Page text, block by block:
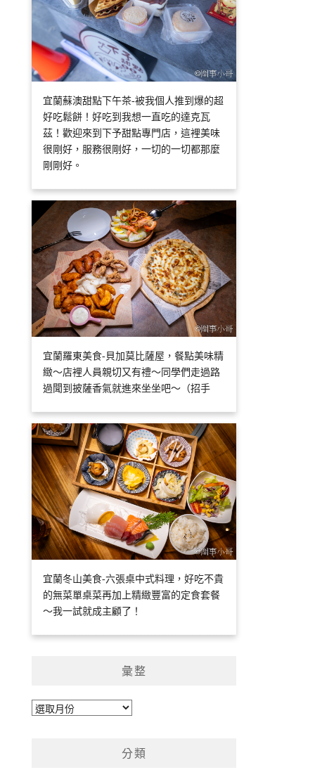
宜蘭蘇澳甜點下午茶-被我個人推到爆的超
好吃鬆餅！好吃到我想一直吃的達克瓦
茲！歡迎來到下予甜點專門店，這裡美味
很剛好，服務很剛好，一切的一切都那麼
剛剛好。
宜蘭羅東美食-貝加莫比薩屋，餐點美味精
緻～店裡人員親切又有禮～同學們走過路
過聞到披薩香氣就進來坐坐吧～（招手
宜蘭冬山美食-六張桌中式料理，好吃不貴
的無菜單桌菜再加上精緻豐富的定食套餐
～我一試就成主顧了！
彙整
彙
分類